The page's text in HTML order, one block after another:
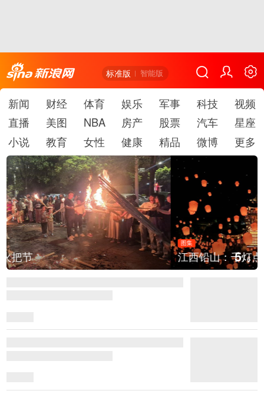
标准版 智能版
新闻 财经 体育 娱乐 军事 科技
视频
直播
美图 NBA 房产 股票 汽车
星座
小说
教育 女性 健康 精品 微博 更多
图集
江西铅山：千灯点亮葛仙村 5/6